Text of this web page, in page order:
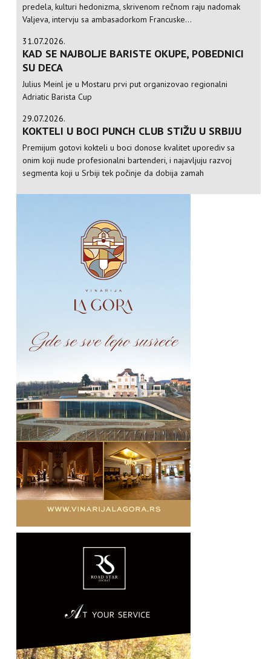
predela, kulturi hedonizma, skrivenom rečnom raju nadomak
Valjeva, intervju sa ambasadorkom Francuske...
31.07.2026.
KAD SE NAJBOLJE BARISTE OKUPE, POBEDNICI
SU DECA
Julius Meinl je u Mostaru prvi put organizovao regionalni
Adriatic Barista Cup
29.07.2026.
KOKTELI U BOCI PUNCH CLUB STIŽU U SRBIJU
Premijum gotovi kokteli u boci donose kvalitet uporediv sa
onim koji nude profesionalni bartenderi, i najavljuju razvoj
segmenta koji u Srbiji tek počinje da dobija zamah